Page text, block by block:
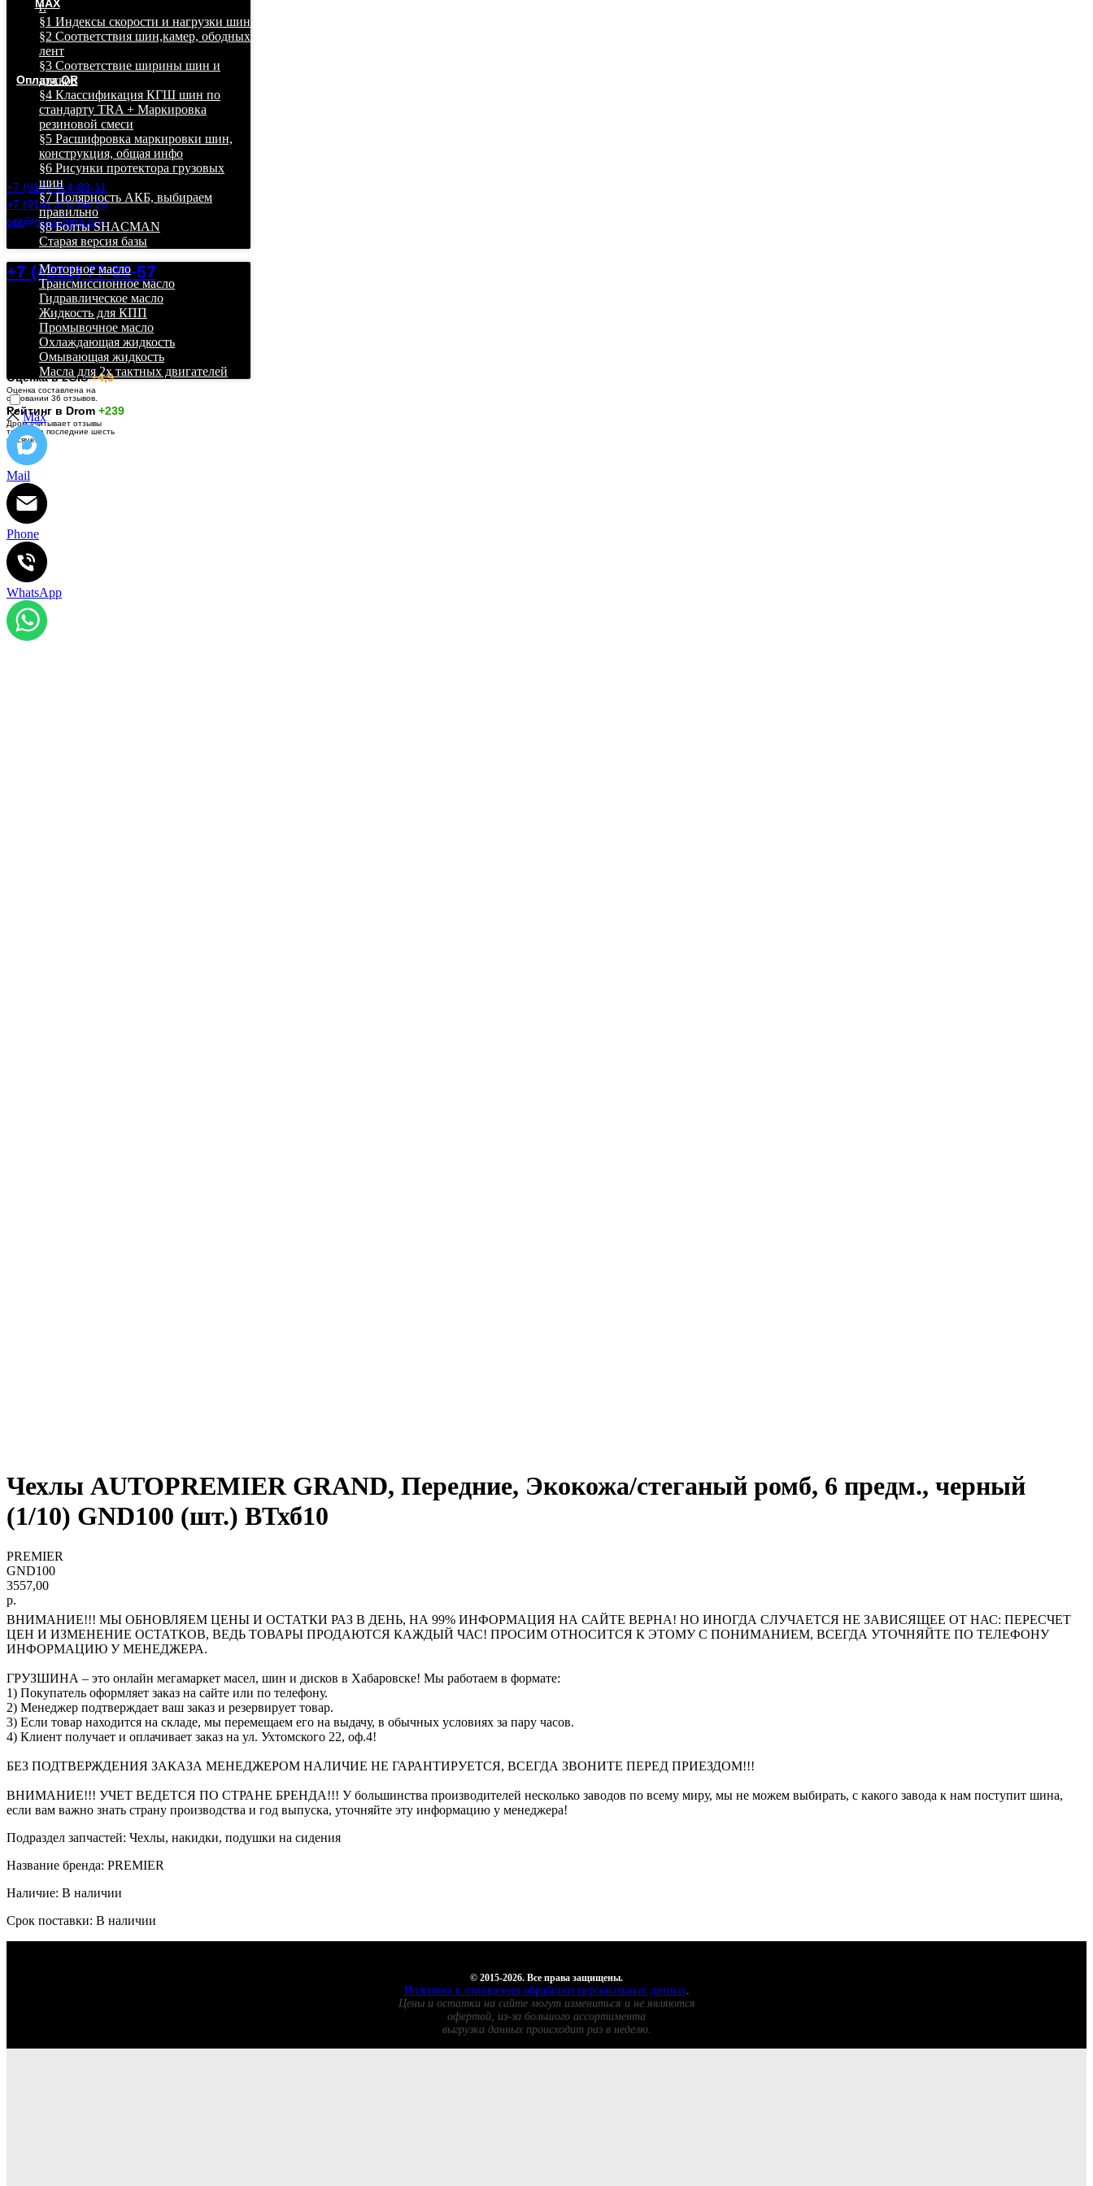
MAX
Грузовые и легковые шины в
Хабаровске дешево, бесплатная
доставка!
Оплата QR
Хабаровск, ул. Ухтомского
22, оф. 4, 2й этаж.ЖД Вокзал.
+7 (914) 414-83-11
+7 (914) 370-54-26
opt@gruzshina.org
+7 (4212) 77-55-57
Оценка в 2GIS+4,9
Оценка составлена на
основании 36 отзывов.
Рейтинг в Drom +239
Дром учитывает отзывы
только за последние шесть
месяцев.
г.
§1 Индексы скорости и нагрузки шин
§2 Соответствия шин,камер, ободных
лент
§3 Соответствие ширины шин и
дисков
§4 Классификация КГШ шин по
стандарту TRA + Маркировка
резиновой смеси
§5 Расшифровка маркировки шин,
конструкция, общая инфо
§6 Рисунки протектора грузовых
шин
§7 Полярность АКБ, выбираем
правильно
§8 Болты SHACMAN
Старая версия базы
Моторное масло
Трансмиссионное масло
Гидравлическое масло
Жидкость для КПП
Промывочное масло
Охлаждающая жидкость
Омывающая жидкость
Масла для 2х тактных двигателей
Max
Mail
Phone
WhatsApp
Чехлы AUTOPREMIER GRAND, Передние, Экокожа/стеганый ромб, 6 предм., черный
(1/10) GND100 (шт.) ВТхб10
PREMIER
GND100
3557,00
р.
ВНИМАНИЕ!!! МЫ ОБНОВЛЯЕМ ЦЕНЫ И ОСТАТКИ РАЗ В ДЕНЬ, НА 99% ИНФОРМАЦИЯ НА САЙТЕ ВЕРНА! НО ИНОГДА СЛУЧАЕТСЯ НЕ ЗАВИСЯЩЕЕ ОТ НАС: ПЕРЕСЧЕТ
ЦЕН И ИЗМЕНЕНИЕ ОСТАТКОВ, ВЕДЬ ТОВАРЫ ПРОДАЮТСЯ КАЖДЫЙ ЧАС! ПРОСИМ ОТНОСИТСЯ К ЭТОМУ С ПОНИМАНИЕМ, ВСЕГДА УТОЧНЯЙТЕ ПО ТЕЛЕФОНУ
ИНФОРМАЦИЮ У МЕНЕДЖЕРА.
ГРУЗШИНА – это онлайн мегамаркет масел, шин и дисков в Хабаровске! Мы работаем в формате:
1) Покупатель оформляет заказ на сайте или по телефону.
2) Менеджер подтверждает ваш заказ и резервирует товар.
3) Если товар находится на складе, мы перемещаем его на выдачу, в обычных условиях за пару часов.
4) Клиент получает и оплачивает заказ на ул. Ухтомского 22, оф.4!
БЕЗ ПОДТВЕРЖДЕНИЯ ЗАКАЗА МЕНЕДЖЕРОМ НАЛИЧИЕ НЕ ГАРАНТИРУЕТСЯ, ВСЕГДА ЗВОНИТЕ ПЕРЕД ПРИЕЗДОМ!!!
ВНИМАНИЕ!!! УЧЕТ ВЕДЕТСЯ ПО СТРАНЕ БРЕНДА!!! У большинства производителей несколько заводов по всему миру, мы не можем выбирать, с какого завода к нам поступит шина,
если вам важно знать страну производства и год выпуска, уточняйте эту информацию у менеджера!
Подраздел запчастей: Чехлы, накидки, подушки на сидения
Название бренда: PREMIER
Наличие: В наличии
Срок поставки: В наличии
© 2015-2026. Все права защищены.
Политика в отношении обработки персональных данных.
Цены и остатки на сайте могут измениться и не являются
офертой, из-за большого ассортимента
выгрузка данных происходит раз в неделю.